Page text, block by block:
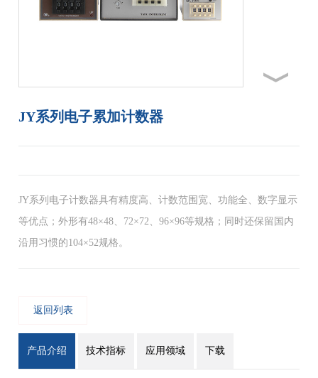
JY系列电子累加计数器
JY系列电子计数器具有精度高、计数范围宽、功能全、数字显示
等优点；外形有48×48、72×72、96×96等规格；同时还保留国内
沿用习惯的104×52规格。
返回列表
产品介绍 技术指标 应用领域 下载